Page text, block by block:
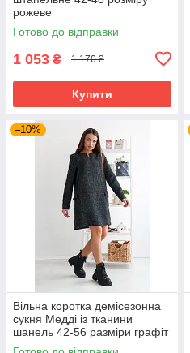
рожеве
Готово до відправки
1 053 ₴ 1 170 ₴
Купити
–10%
Вільна коротка демісезонна
сукня Медді із тканини
шанель 42-56 разміри графіт